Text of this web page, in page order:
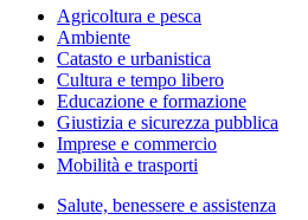
Agricoltura e pesca
Ambiente
Catasto e urbanistica
Cultura e tempo libero
Educazione e formazione
Giustizia e sicurezza pubblica
Imprese e commercio
Mobilità e trasporti
Salute, benessere e assistenza